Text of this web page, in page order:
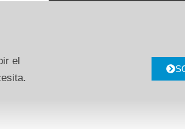
el